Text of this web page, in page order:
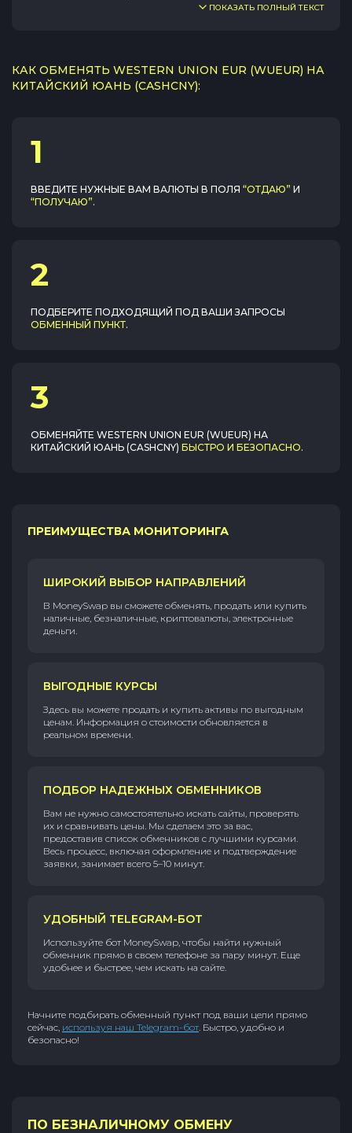
ПОКАЗАТЬ ПОЛНЫЙ ТЕКСТ
КАК ОБМЕНЯТЬ WESTERN UNION EUR (WUEUR) НА
КИТАЙСКИЙ ЮАНЬ (CASHCNY):
1
ВВЕДИТЕ НУЖНЫЕ ВАМ ВАЛЮТЫ В ПОЛЯ “ОТДАЮ” И
“ПОЛУЧАЮ”.
2
ПОДБЕРИТЕ ПОДХОДЯЩИЙ ПОД ВАШИ ЗАПРОСЫ
ОБМЕННЫЙ ПУНКТ.
3
ОБМЕНЯЙТЕ WESTERN UNION EUR (WUEUR) НА
КИТАЙСКИЙ ЮАНЬ (CASHCNY) БЫСТРО И БЕЗОПАСНО.
ПРЕИМУЩЕСТВА МОНИТОРИНГА
ШИРОКИЙ ВЫБОР НАПРАВЛЕНИЙ
В MoneySwap вы сможете обменять, продать или купить
наличные, безналичные, криптовалюты, электронные
деньги.
ВЫГОДНЫЕ КУРСЫ
Здесь вы можете продать и купить активы по выгодным
ценам. Информация о стоимости обновляется в
реальном времени.
ПОДБОР НАДЕЖНЫХ ОБМЕННИКОВ
Вам не нужно самостоятельно искать сайты, проверять
их и сравнивать цены. Мы сделаем это за вас,
предоставив список обменников с лучшими курсами.
Весь процесс, включая оформление и подтверждение
заявки, занимает всего 5–10 минут.
УДОБНЫЙ TELEGRAM-БОТ
Используйте бот MoneySwap, чтобы найти нужный
обменник прямо в своем телефоне за пару минут. Еще
удобнее и быстрее, чем искать на сайте.
Начните подбирать обменный пункт под ваши цели прямо
сейчас, используя наш Telegram-бот. Быстро, удобно и
безопасно!
ПО БЕЗНАЛИЧНОМУ ОБМЕНУ